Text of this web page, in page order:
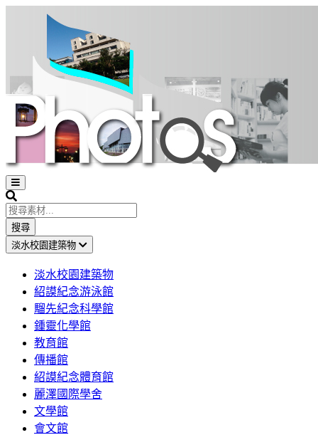
Open
sidebar
Search
搜尋
淡水校園建築物
淡水校園建築物
紹謨紀念游泳館
騮先紀念科學館
鍾靈化學館
教育館
傳播館
紹謨紀念體育館
麗澤國際學舍
文學館
會文館